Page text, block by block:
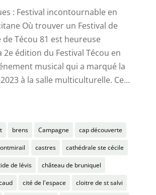
: Festival incontournable en
Où trouver un Festival de
de Técou 81 est heureuse
2e édition du Festival Técou en
musical qui a marqué la
à la salle multiculturelle. Ce...
brens Campagne cap découverte
castres cathédrale ste cécile
de lévis château de bruniquel
cité de l'espace cloitre de st salvi